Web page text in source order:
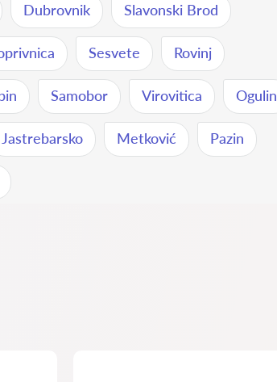
Dubrovnik Slavonski Brod
Sesvete Rovinj
Samobor Virovitica Ogulin
Jastrebarsko Metković Pazin